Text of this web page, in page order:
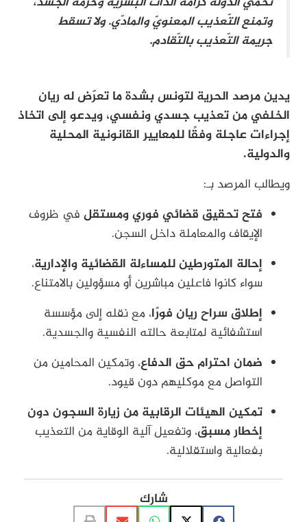
وتمنع التّعذيب المعنويّ والمادّي. ولا تسقط
جريمة التّعذيب بالتّقادم.
يدين مرصد الحرية لتونس بشدة ما تعرّض له ريان
الخلفي من تعذيب جسدي ونفسي، ويدعو إلى اتخاذ
إجراءات عاجلة وفقًا للمعايير القانونية المحلية
والدولية.
ويطالب المرصد بـ:
فتح تحقيق قضائي فوري ومستقل في ظروف
الإيقاف والمعاملة داخل السجن.
إحالة المتورطين للمساءلة القضائية والإدارية،
سواء كانوا فاعلين مباشرين أو مسؤولين بالامتناع.
إطلاق سراح ريان فورًا، مع نقله إلى مؤسسة
استشفائية لمتابعة حالته النفسية والجسدية.
ضمان احترام حق الدفاع، وتمكين المحامين من
التواصل مع موكليهم دون قيود.
تمكين الهيئات الرقابية من زيارة السجون دون
إخطار مسبق، وتفعيل آلية الوقاية من التعذيب
بفعالية واستقلالية.
شارك